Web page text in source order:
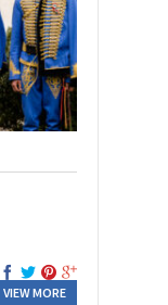
VIEW MORE